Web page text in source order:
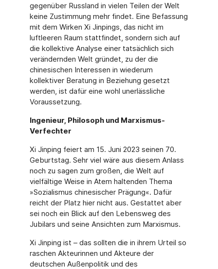
gegenüber Russland in vielen Teilen der Welt
keine Zustimmung mehr findet. Eine Befassung
mit dem Wirken Xi Jinpings, das nicht im
luftleeren Raum stattfindet, sondern sich auf
die kollektive Analyse einer tatsächlich sich
verändernden Welt gründet, zu der die
chinesischen Inter­essen in wiederum
kollektiver Beratung in Beziehung gesetzt
werden, ist dafür eine wohl unerlässliche
Voraussetzung.
Ingenieur, Philosoph und Marxismus-
Verfechter
Xi Jinping feiert am 15. Juni 2023 seinen 70.
Geburtstag. Sehr viel wäre aus diesem Anlass
noch zu sagen zum großen, die Welt auf
vielfältige Weise in Atem haltenden Thema
»Sozia­lismus chinesischer Prägung«. Dafür
reicht der Platz hier nicht aus. Gestattet aber
sei noch ein Blick auf den Lebensweg des
Jubilars und seine Ansichten zum Marxismus.
Xi Jinping ist – das sollten die in ihrem Urteil so
raschen Akteurinnen und Akteure der
deutschen Außenpolitik und des